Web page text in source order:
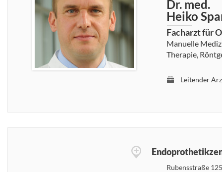
Dr. med.
Heiko
Facharzt für
Manuelle
Therapie,
Leitender
Rubensstraße 125